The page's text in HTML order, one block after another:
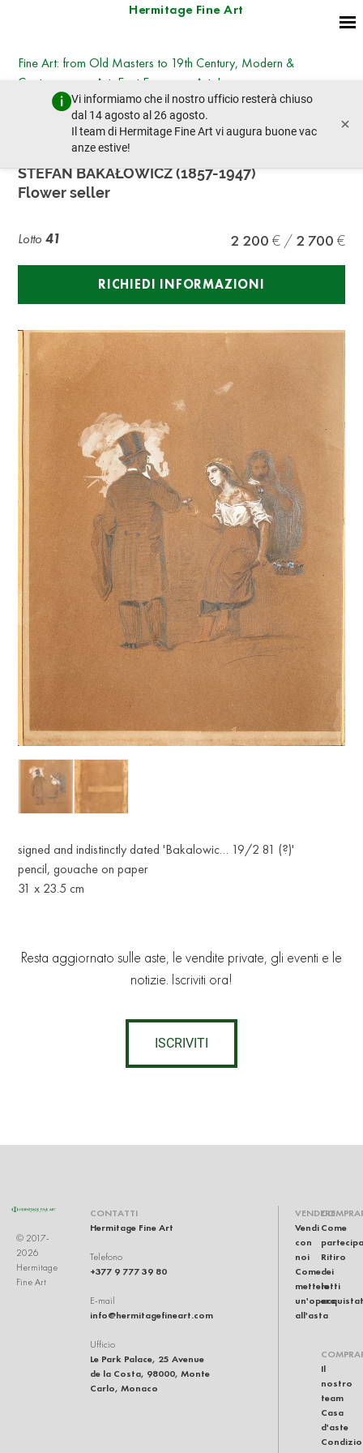
Hermitage Fine Art
Vi informiamo che il nostro ufficio resterà chiuso
dal 14 agosto al 26 agosto.
Il team di Hermitage Fine Art vi augura buone vac
anze estive!
×
Fine Art: from Old Masters to 19th Century, Modern &
Contemporary Art, East European Art, Icons
martedì 25 giugno 2024 - 14:30
lotto precedente lotto prossimo
STEFAN BAKAŁOWICZ (1857-1947)
Flower seller
Lotto41 2 200 2 700
RICHIEDI INFORMAZIONI
signed and indistinctly dated 'Bakalowic… 19/2 81 (?)'
pencil, gouache on paper
31 x 23.5 cm
Resta aggiornato sulle aste, le vendite private, gli eventi e le
notizie. Iscriviti ora!
ISCRIVITI
© 2017-
2026
Hermitage
Fine Art
CONTATTI
Hermitage Fine Art
Telefono
+377 9 777 39 80
E-mail
info@hermitagefineart.com
Ufficio
Le Park Palace, 25 Avenue
de la Costa, 98000, Monte
Carlo, Monaco
VENDERE
Vendi
con
noi
Come
mettere
un'opera
all'asta
Come
Ritiro
dei
lotti
Il
nostro
team
Casa
d'aste